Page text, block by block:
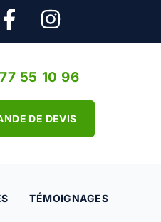
55 10 96
DE DEVIS
TÉMOIGNAGES